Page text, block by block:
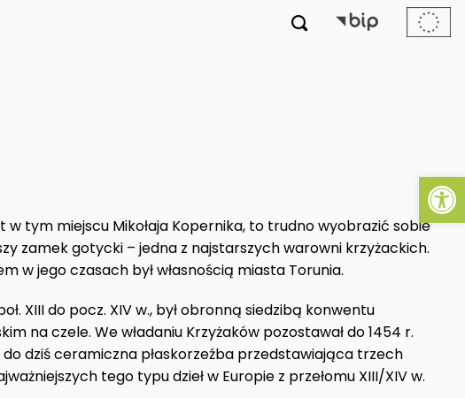

tym miejscu Mikołaja Kopernika, to trudno wyobrazić sobie
zamek gotycki – jedna z najstarszych warowni krzyżackich.
w jego czasach był własnością miasta Torunia.
XIII do pocz. XIV w., był obronną siedzibą konwentu
na czele. We władaniu Krzyżaków pozostawał do 1454 r.
dziś ceramiczna płaskorzeźba przedstawiająca trzech
tego typu dzieł w Europie z przełomu XIII/XIV w.